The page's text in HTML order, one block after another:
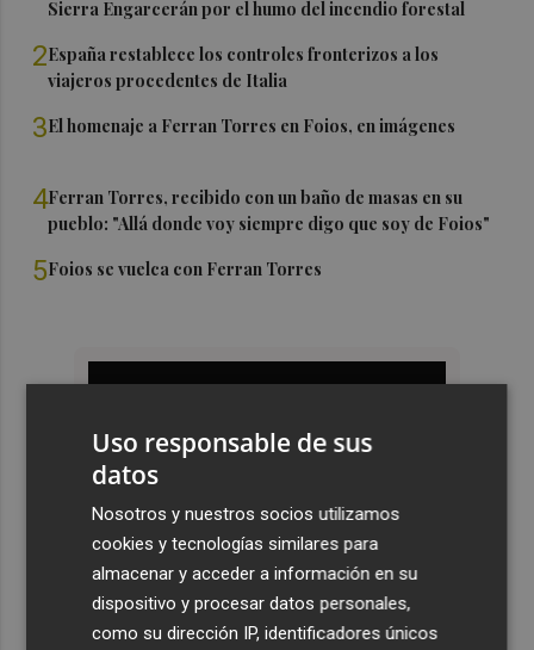
Sierra Engarcerán por el humo del incendio forestal
2España restablece los controles fronterizos a los
viajeros procedentes de Italia
3El homenaje a Ferran Torres en Foios, en imágenes
4Ferran Torres, recibido con un baño de masas en su
pueblo: "Allá donde voy siempre digo que soy de Foios"
5Foios se vuelca con Ferran Torres
Uso responsable de sus
datos
Nosotros y nuestros socios utilizamos
cookies y tecnologías similares para
almacenar y acceder a información en su
dispositivo y procesar datos personales,
como su dirección IP, identificadores únicos